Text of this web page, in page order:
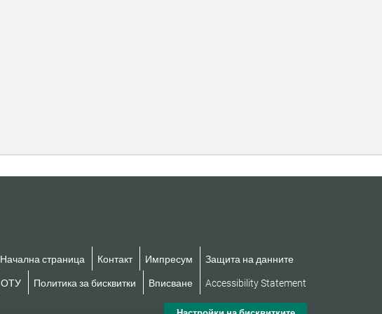
Начална страница Контакт Импресум Защита на данните
ОТУ Политика за бисквитки Вписване Accessibility Statement